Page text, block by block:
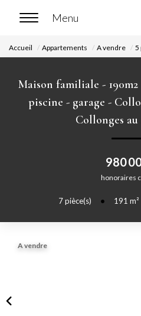
Nos biens
Chasse
Accueil Appartements A vendre 5
Maison familiale -
piscine - garage -
Collonges
980
honoraires
7pièce(s) • 191 m²
A vendre